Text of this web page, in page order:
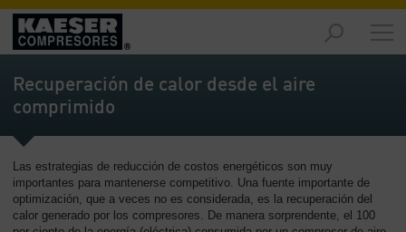
Productos
y
soluciones
-
Servicios
-
Contenido
Recuperación de calor desde el aire
comprimido
Las estrategias de reducción de costos energéticos son muy
importantes para mantenerse competitivo. Una fuente importante de
optimización, que a veces no es considerada, es la recuperación del
calor generado por los compresores. De manera sorprendente, el 100